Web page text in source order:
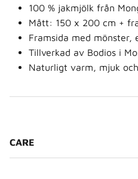
100 % jakmjölk från
Mått: 150 x 200 cm +
Framsida med mönster,
Tillverkad av Bodios i
Naturligt varm, mjuk
CARE